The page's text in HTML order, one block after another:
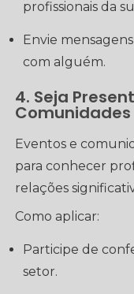
profissionais da
Envie mensagens personalizadas ao se conectar
com alguém.
4. Seja
Comunidades
Eventos e
para conhecer
relações
Como aplicar:
Participe de conferências, workshops e feiras do
setor.